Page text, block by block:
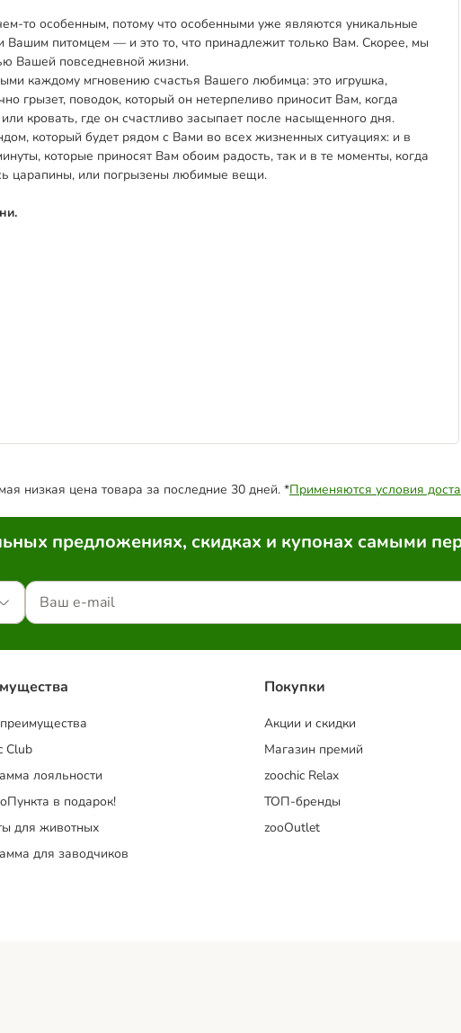
то особенным, потому что особенными уже являются уникальные
питомцем — и это то, что принадлежит только Вам. Скорее, мы
Вашей повседневной жизни.
каждому мгновению счастья Вашего любимца: это игрушка,
грызет, поводок, который он нетерпеливо приносит Вам, когда
кровать, где он счастливо засыпает после насыщенного дня.
который будет рядом с Вами во всех жизненных ситуациях: и в
которые приносят Вам обоим радость, так и в те моменты, когда
царапины, или погрызены любимые вещи.
низкая цена товара за последние 30 дней. *Применяются условия
предложениях, скидках и купонах самыми
Club
лояльности
в подарок!
для животных
для заводчиков
Покупки
Акции и скидки
Магазин премий
zoochic Relax
ТОП-бренды
zooOutlet